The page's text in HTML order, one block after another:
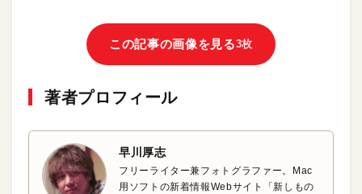
この記事の画像を見る3枚
著者プロフィール
早川厚志
フリーライター兼フォトグラファー。Mac
用ソフトの新着情報Webサイト「新しもの